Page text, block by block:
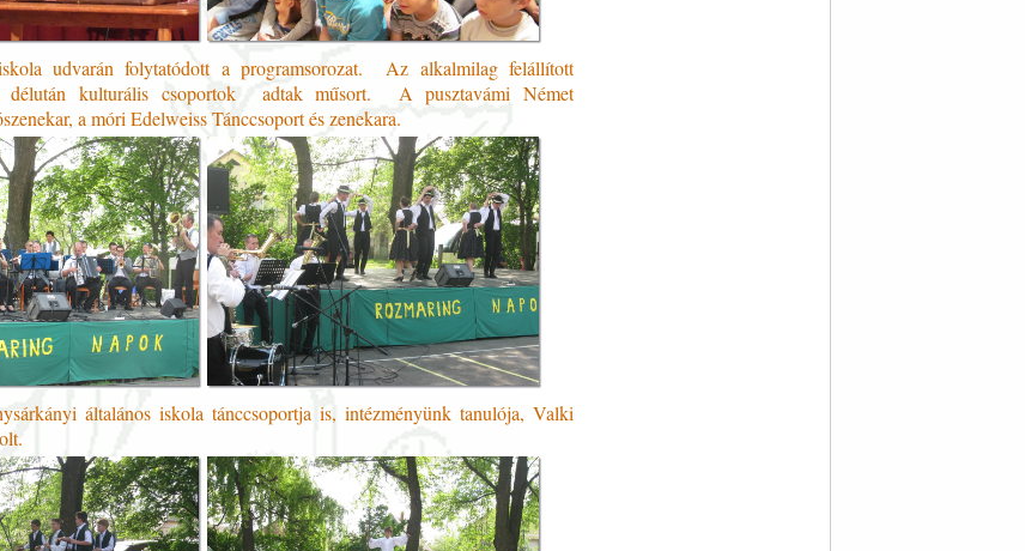
udvarán folytatódott a programsorozat. Az alkalmilag felállított
délután kulturális csoportok adtak műsort. A pusztavámi Német
a móri Edelweiss Tánccsoport és zenekara.
általános iskola tánccsoportja is, intézményünk tanulója, Valki